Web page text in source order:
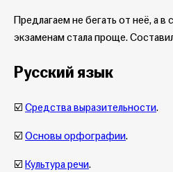
Предлагаем не бегать от неё, а
экзаменам стала проще.
Русский язык
☑️ Средства выразительности.
☑️ Основы орфографии.
☑️ Культура речи.